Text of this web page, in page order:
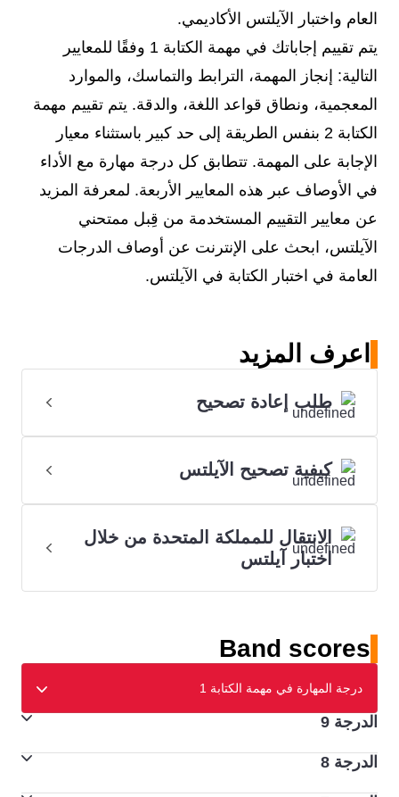
العام واختبار الآيلتس الأكاديمي.
يتم تقييم إجاباتك في مهمة الكتابة 1 وفقًا للمعايير
التالية: إنجاز المهمة، الترابط والتماسك، والموارد
المعجمية، ونطاق قواعد اللغة، والدقة. يتم تقييم مهمة
الكتابة 2 بنفس الطريقة إلى حد كبير باستثناء معيار
الإجابة على المهمة. تتطابق كل درجة مهارة مع الأداء
في الأوصاف عبر هذه المعايير الأربعة. لمعرفة المزيد
عن معايير التقييم المستخدمة من قِبل ممتحني
الآيلتس، ابحث على الإنترنت عن أوصاف الدرجات
العامة في اختبار الكتابة في الآيلتس.
اعرف المزيد
طلب إعادة تصحيح
كيفية تصحيح الآيلتس
الانتقال للمملكة المتحدة من خلال
اختبار آيلتس
Band scores
درجة المهارة في مهمة الكتابة 1
الدرجة 9
إنجاز المهمة
يفي بجميع متطلبات المهمة على نحوٍ تام،
الدرجة 8